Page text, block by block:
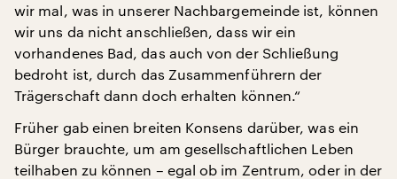
wir mal, was in unserer Nachbargemeinde ist, können
wir uns da nicht anschließen, dass wir ein
vorhandenes Bad, das auch von der Schließung
bedroht ist, durch das Zusammenführern der
Trägerschaft dann doch erhalten können.“
Früher gab einen breiten Konsens darüber, was ein
Bürger brauchte, um am gesellschaftlichen Leben
teilhaben zu können – egal ob im Zentrum, oder in der